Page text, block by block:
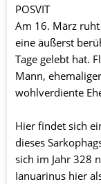
POSVIT
Am 16. März
eine äußerst
Tage gelebt hat.
Mann,
wohlverdiente
Hier findet sich
dieses
sich im Jahr 328
Ianuarinus hier